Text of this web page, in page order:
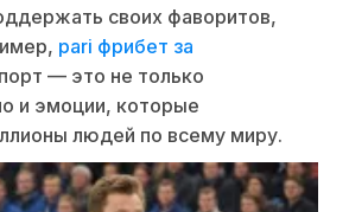
своих фаворитов,
pari фрибет за
— это не только
и эмоции, которые
людей по всему миру.